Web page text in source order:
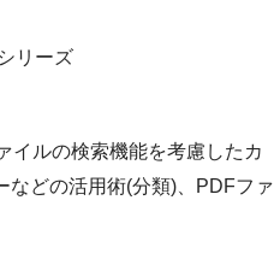
リーズ
ルの検索機能を考慮したカ
などの活用術(分類)、PDFファ